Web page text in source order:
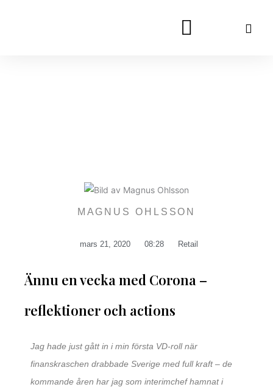
MAGNUS OHLSSON
mars 21, 2020 08:28 Retail
Ännu en vecka med Corona –
reflektioner och actions
Jag hade just gått in i min första VD-roll när
finanskraschen drabbade Sverige med full kraft – de
kommande åren har jag som interimchef hamnat i